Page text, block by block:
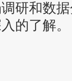
研和数
的了解。